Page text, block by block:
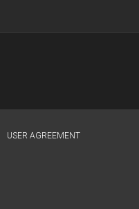
USER AGREEMENT